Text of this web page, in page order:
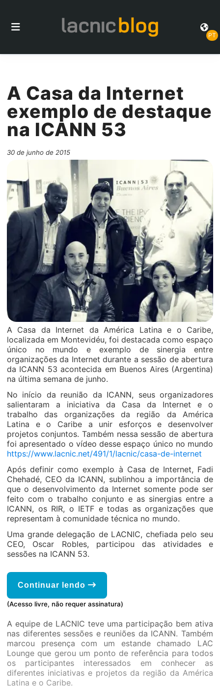
PT
A Casa da Internet
exemplo de destaque
na ICANN 53
30 de junho de 2015
A Casa da Internet da América Latina e o Caribe,
localizada em Montevidéu, foi destacada como espaço
único no mundo e exemplo de sinergia entre
organizações da Internet durante a sessão de abertura
da ICANN 53 acontecida em Buenos Aires (Argentina)
na última semana de junho.
No início da reunião da ICANN, seus organizadores
salientaram a iniciativa da Casa da Internet e o
trabalho das organizações da região da América
Latina e o Caribe a unir esforços e desenvolver
projetos conjuntos. Também nessa sessão de abertura
foi apresentado o vídeo desse espaço único no mundo
https://www.lacnic.net/491/1/lacnic/casa-de-internet
Após definir como exemplo à Casa de Internet, Fadi
Chehadé, CEO da ICANN, sublinhou a importância de
que o desenvolvimento da Internet somente pode ser
feito com o trabalho conjunto e as sinergias entre a
ICANN, os RIR, o IETF e todas as organizações que
representam à comunidade técnica no mundo.
Uma grande delegação de LACNIC, chefiada pelo seu
CEO, Oscar Robles, participou das atividades e
sessões na ICANN 53.
Continuar lendo
(Acesso livre, não requer assinatura)
A equipe de LACNIC teve uma participação bem ativa
nas diferentes sessões e reuniões da ICANN. Também
marcou presença com um estande chamado LAC
Lounge que gerou um ponto de referência para todos
os participantes interessados em conhecer as
diferentes iniciativas e projetos da região da América
Latina e o Caribe.